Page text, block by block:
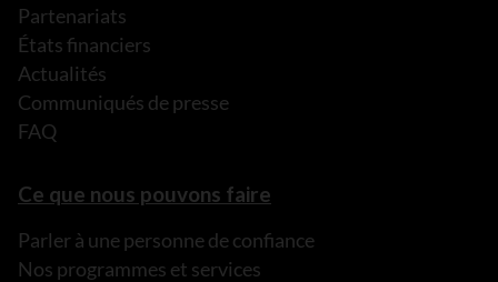
Partenariats
États financiers
Actualités
Communiqués de presse
FAQ
Ce que nous pouvons faire
Parler à une personne de confiance
Nos programmes et services